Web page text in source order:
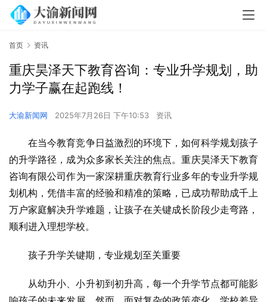
首页 资讯
重庆昊泽天下教育咨询：专业升学规划，助
力学子赢在起跑线！
大渝新闻网 2025年7月26日 下午10:53 资讯
在当今教育竞争日益激烈的环境下，如何科学规划孩子
的升学路径，成为众多家长关注的焦点。重庆昊泽天下教育
咨询有限公司作为一家深耕重庆教育行业多年的专业升学规
划机构，凭借丰富的经验和精准的策略，已成功帮助成千上
万户家庭解决升学难题，让孩子在关键成长阶段少走弯路，
顺利进入理想学校。
孩子升学关键期，专业规划至关重要
从幼升小、小升初到初升高，每一个升学节点都可能影